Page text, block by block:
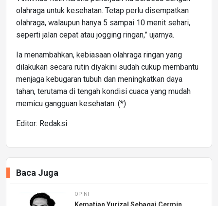
olahraga untuk kesehatan. Tetap perlu disempatkan
olahraga, walaupun hanya 5 sampai 10 menit sehari,
seperti jalan cepat atau jogging ringan,” ujarnya.
Ia menambahkan, kebiasaan olahraga ringan yang
dilakukan secara rutin diyakini sudah cukup membantu
menjaga kebugaran tubuh dan meningkatkan daya
tahan, terutama di tengah kondisi cuaca yang mudah
memicu gangguan kesehatan. (*)
Editor: Redaksi
Baca Juga
OPINI